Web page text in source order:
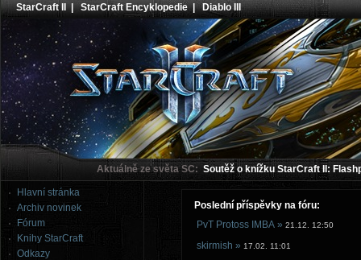
StarCraft II |StarCraft Encyklopedie|Diablo III
Aktuálně ze světa SC: Soutěž o knížku StarCraft II:
Hlavní stránka
Archiv novinek
Fórum
Knihy StarCraft
Odkazy
Poslední příspěvky na fóru:
PvT Protoss IMBA » 21.12. 12:50
skirmish » 17.02. 11:01